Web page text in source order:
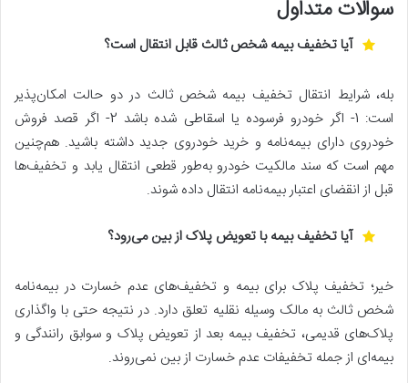
سوالات متداول
آیا تخفیف بیمه شخص ثالث قابل انتقال است؟
بله، شرایط انتقال تخفیف بیمه شخص ثالث در دو حالت امکان‌پذیر
است: 1- اگر خودرو فرسوده یا اسقاطی شده باشد 2- اگر قصد فروش
خودروی دارای بیمه‌نامه و خرید خودروی جدید داشته باشید. هم‌چنین
مهم است که سند مالکیت خودرو به‌طور قطعی انتقال یابد و تخفیف‌ها
قبل از انقضای اعتبار بیمه‌نامه انتقال داده شوند.
آیا تخفیف بیمه با تعویض پلاک از بین می‌رود؟
خیر؛ تخفیف پلاک برای بیمه و تخفیف‌های عدم خسارت در بیمه‌نامه
شخص ثالث به مالک وسیله نقلیه تعلق دارد. در نتیجه حتی با واگذاری
پلاک‌های قدیمی، تخفیف بیمه بعد از تعویض پلاک و سوابق رانندگی و
بیمه‌ای از جمله تخفیفات عدم خسارت از بین نمی‌روند.